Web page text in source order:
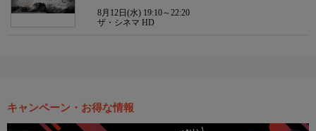
8月12日(水) 19:10～22:20
ザ・シネマ HD
キャンペーン・お得な情報